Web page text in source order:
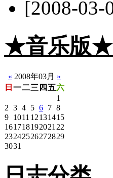
[2008-
★音乐版★
« 2008年03月 »
日 一二三 四 五六
1
2 3 4 5 6 7 8
9 1011 12131415
161718192021 22
23242526272829
3031